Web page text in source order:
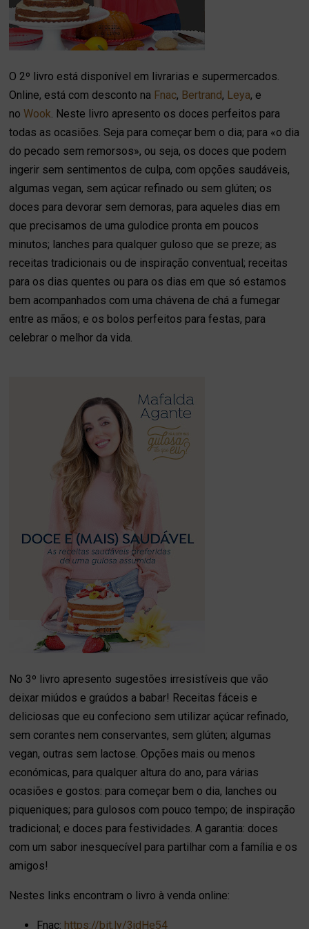
O 2º livro está disponível em livrarias e supermercados.
Online, está com desconto na Fnac, Bertrand, Leya, e
noWook . Neste livro apresento os doces perfeitos para
todas as ocasiões. Seja para começar bem o dia; para «o dia
do pecado sem remorsos», ou seja, os doces que podem
ingerir sem sentimentos de culpa, com opções saudáveis,
algumas vegan, sem açúcar refinado ou sem glúten; os
doces para devorar sem demoras, para aqueles dias em
que precisamos de uma gulodice pronta em poucos
minutos; lanches para qualquer guloso que se preze; as
receitas tradicionais ou de inspiração conventual; receitas
para os dias quentes ou para os dias em que só estamos
bem acompanhados com uma chávena de chá a fumegar
entre as mãos; e os bolos perfeitos para festas, para
celebrar o melhor da vida.
No 3º livro apresento sugestões irresistíveis que vão
deixar miúdos e graúdos a babar! Receitas fáceis e
deliciosas que eu confeciono sem utilizar açúcar refinado,
sem corantes nem conservantes, sem glúten; algumas
vegan, outras sem lactose. Opções mais ou menos
económicas, para qualquer altura do ano, para várias
ocasiões e gostos: para começar bem o dia, lanches ou
piqueniques; para gulosos com pouco tempo; de inspiração
tradicional; e doces para festividades. A garantia: doces
com um sabor inesquecível para partilhar com a família e os
amigos!
Nestes links encontram o livro à venda online:
Fnac: https://bit.ly/3jdHe54